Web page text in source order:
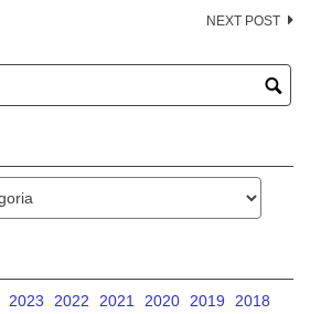
NEXT POST
2023 2022 2021 2020 2019
2018